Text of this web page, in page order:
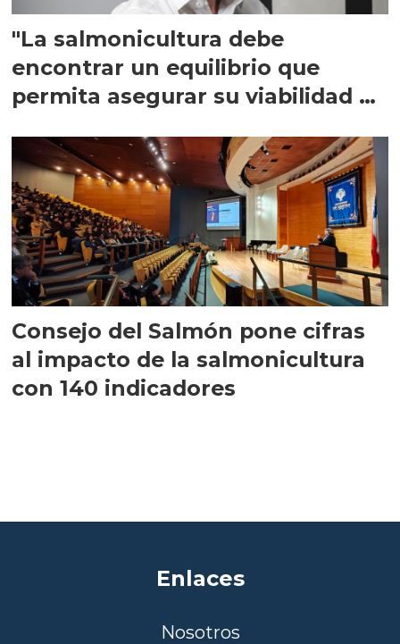
"La salmonicultura debe
encontrar un equilibrio que
permita asegurar su viabilidad de
Consejo del Salmón pone cifras
al impacto de la salmonicultura
con 140 indicadores
Enlaces
Nosotros